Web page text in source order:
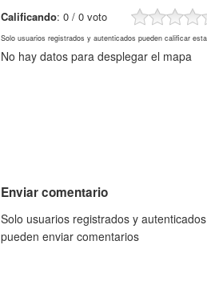
Calificando: 0 / 0 voto
Solo usuarios registrados y autenticados pueden calificar